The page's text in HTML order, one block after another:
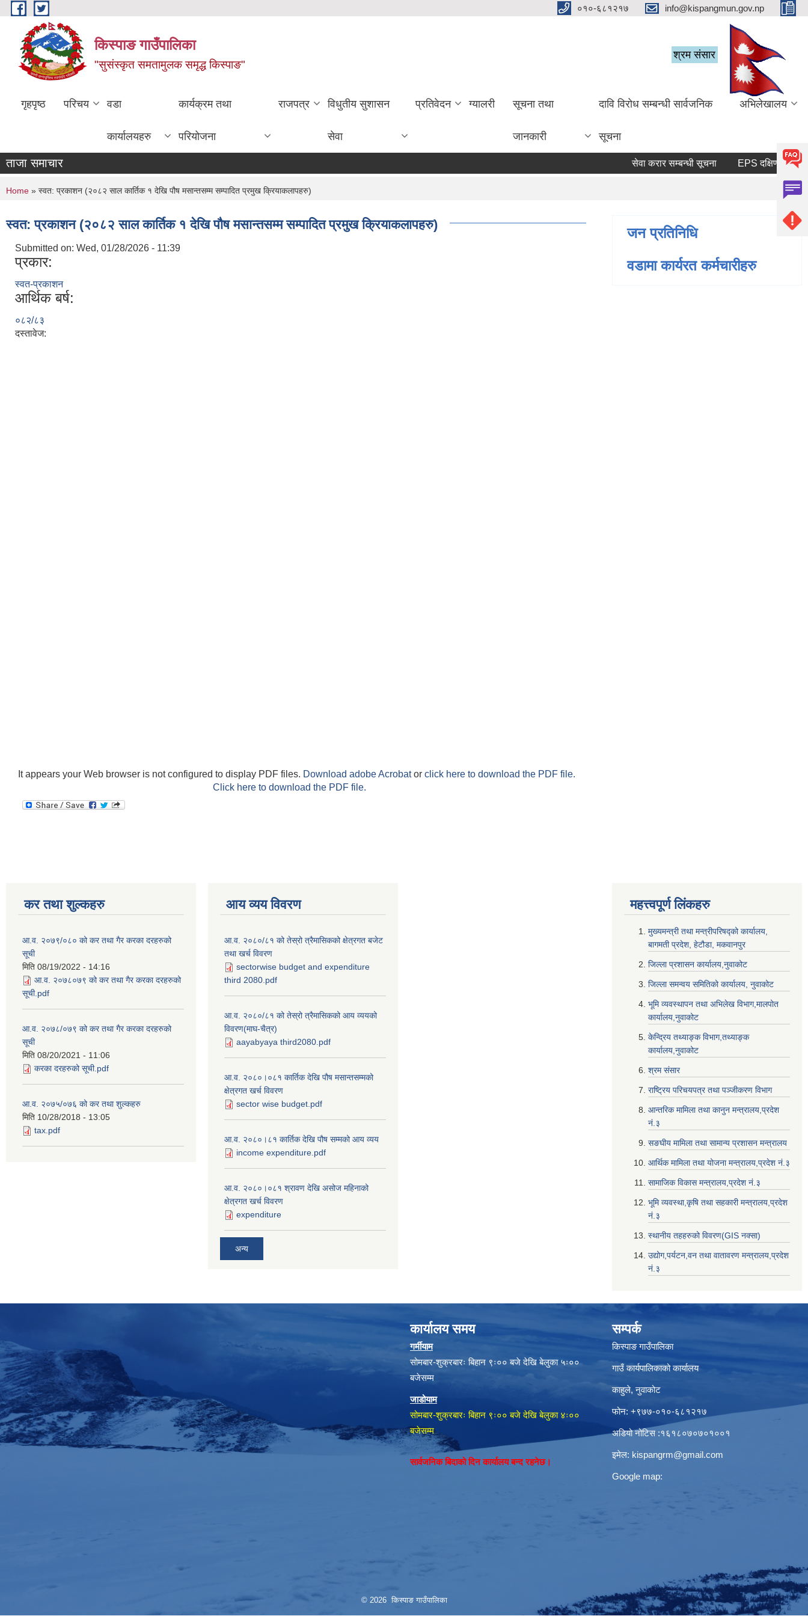
Skip to main content ०१०-६८१२१७ info@kispangmun.gov.np
किस्पाङ गाउँपालिका
"सुसंस्कृत समतामुलक समृद्ध किस्पाङ"
श्रम संसार
गृहपृष्ठ परिचय वडा
कार्यालयहरु
कार्यक्रम तथा
परियोजना
राजपत्र विधुतीय सुशासन
सेवा
प्रतिवेदन ग्यालरी सूचना तथा
जानकारी
दावि विरोध सम्बन्धी सार्वजनिक
सूचना
अभिलेखालय
ताजा समाचार सेवा करार सम्बन्धी सूचना
You are here
Home » स्वत: प्रकाशन (२०८२ साल कार्तिक १ देखि पौष मसान्तसम्म सम्पादित प्रमुख क्रियाकलापहरु)
स्वत: प्रकाशन (२०८२ साल कार्तिक १ देखि पौष मसान्तसम्म सम्पादित प्रमुख क्रियाकलापहरु)
Submitted on: Wed, 01/28/2026 - 11:39
प्रकार:
स्वत-प्रकाशन
आर्थिक बर्ष:
०८२/८३
दस्तावेज:
It appears your Web browser is not configured to display PDF files. Download adobe Acrobator click here to download the PDF file.
Click here to download the PDF file.
जन प्रतिनिधि
वडामा कार्यरत कर्मचारीहरु
कर तथा शुल्कहरु
आ.व. २०७९/०८० को कर तथा गैर करका दरहरुको
सूची
मिति 08/19/2022 - 14:16
आ.व. २०७८०७९ को कर तथा गैर करका दरहरुको
सूची.pdf
आ.व. २०७८/०७९ को कर तथा गैर करका दरहरुको
सूची
मिति 08/20/2021 - 11:06
करका दरहरुको सूची.pdf
आ.व. २०७५/०७६ को कर तथा शुल्कहरु
मिति 10/28/2018 - 13:05
tax.pdf
आय व्यय विवरण
आ.व. २०८०/८१ को तेस्रो त्रैमासिकको क्षेत्रगत बजेट
तथा खर्च विवरण
sectorwise budget and expenditure
third 2080.pdf
आ.व. २०८०/८१ को तेस्रो त्रैमासिकको आय व्ययको
विवरण(माघ-चैत्र)
aayabyaya third2080.pdf
आ.व. २०८०।०८१ कार्तिक देखि पौष मसान्तसम्मको
क्षेत्रगत खर्च विवरण
sector wise budget.pdf
आ.व. २०८०।८१ कार्तिक देखि पौष सम्मको आय व्यय
income expenditure.pdf
आ.व. २०८०।०८१ श्रावण देखि असोज महिनाको
क्षेत्रगत खर्च विवरण
expenditure
अन्य
महत्त्वपूर्ण लि‌ंकहरु
मुख्यमन्त्री तथा मन्त्रीपरिषद्को कार्यालय,
बागमती प्रदेश, हेटौडा, मकवानपुर
जिल्ला प्रशासन कार्यालय,नुवाकोट
जिल्ला समन्वय समितिको कार्यालय, नुवाकोट
भूमि व्यवस्थापन तथा अभिलेख विभाग,मालपोत
कार्यालय,नुवाकोट
केन्द्रिय तथ्याङ्क विभाग,तथ्याङ्क
कार्यालय,नुवाकोट
श्रम संसार
राष्ट्रिय परिचयपत्र तथा पञ्जीकरण विभाग
आन्तरिक मामिला तथा कानुन मन्त्रालय,प्रदेश
नं‌‍‌‍.३
सङघीय मामिला तथा सामान्य प्रशासन मन्त्रालय
आर्थिक मामिला तथा योजना मन्त्रालय,प्रदेश नं‌‍‌‍.३
सामाजिक विकास मन्त्रालय,प्रदेश नं‌‍‌‍.३
भूमि व्यवस्था,कृषि तथा सहकारी मन्त्रालय,प्रदेश
नं‌‍‌‍.३
स्थानीय तहहरुको विवरण(GIS नक्सा)
उद्योग,पर्यटन,वन तथा वातावरण मन्त्रालय,प्रदेश
नं‌‍‌‍.३
कार्यालय समय
गर्मीयाम
सोमबार-शुक्रबारः बिहान ९ः०० बजे देखि बेलुका ५ः००
बजेसम्म
जाडोयाम
सोमबार-शुक्रबारः बिहान ९ः०० बजे देखि बेलुका ४ः००
बजेसम्म
सार्वजनिक बिदाको दिन कार्यालय बन्द रहनेछ।
सम्पर्क
किस्पाङ गाउँपालिका
गाउँ कार्यपालिकाको कार्यालय
काहुले‍‍, नुवाकोट
फोन: ‌+९७७-०१०-६८१२१७
अडियो नोटिस ‌‍:१६१८०७०७०१००१
इमेल: kispangrm@gmail.com
Google map:
© 2026 किस्पाङ गाउँपालिका